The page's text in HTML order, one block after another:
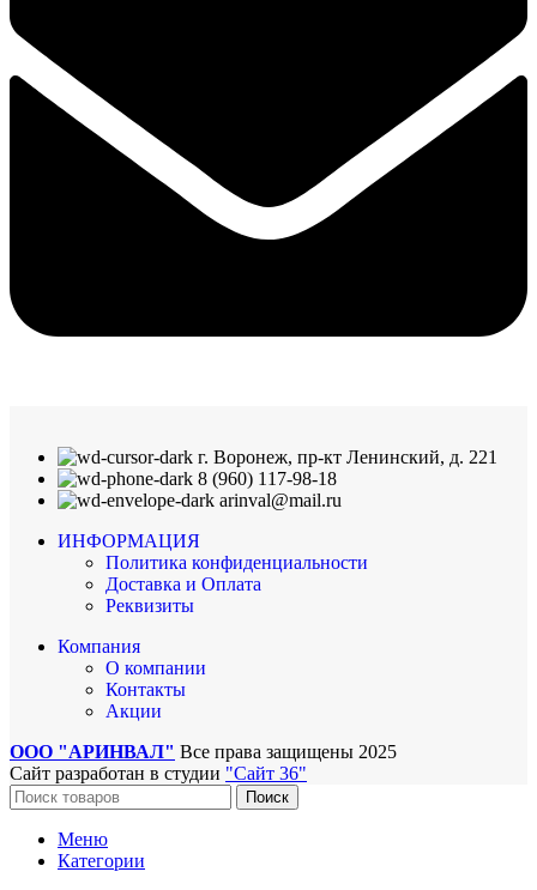
г. Воронеж, пр-кт Ленинский, д. 221
8 (960) 117-98-18
arinval@mail.ru
ИНФОРМАЦИЯ
Политика конфиденциальности
Доставка и Оплата
Реквизиты
Компания
О компании
Контакты
Акции
ООО "АРИНВАЛ" Все права защищены 2025
Сайт разработан в студии "Сайт 36"
Поиск
Меню
Категории